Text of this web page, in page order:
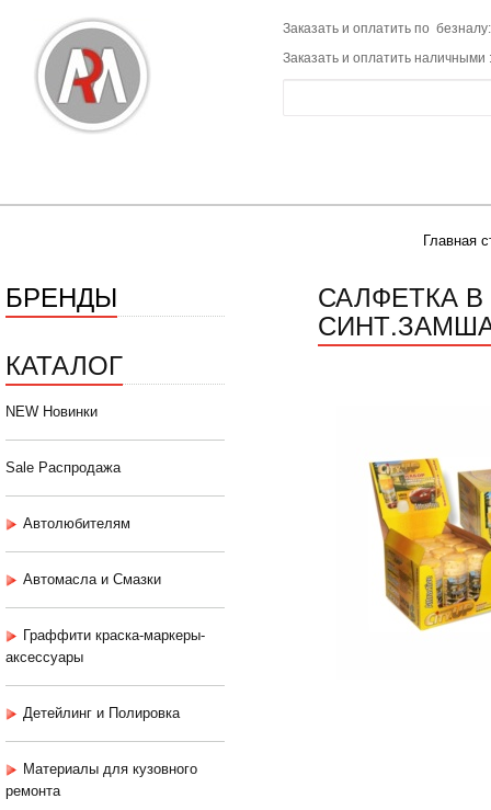
Заказать и оплатить по
Заказать и оплатить наличными
Главная
БРЕНДЫ
КАТАЛОГ
NEW Новинки
Sale Распродажа
Автолюбителям
Автомасла и Смазки
Граффити краска-маркеры-
аксессуары
Детейлинг и Полировка
Материалы для кузовного
ремонта
САЛФЕТКА В